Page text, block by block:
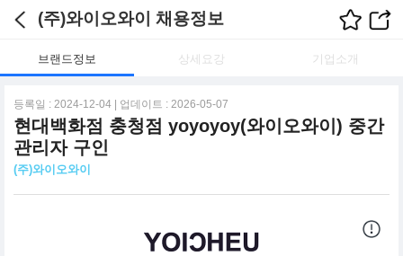
(주)와이오와이 채용정보
브랜드정보 상세요강 기업소개
등록일 : 2024-12-04 | 업데이트 : 2026-05-07
현대백화점 충청점 yoyoyoy(와이오와이) 중간
관리자 구인
(주)와이오와이